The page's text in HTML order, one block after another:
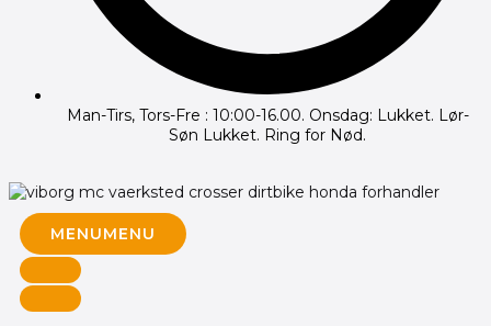
Man-Tirs, Tors-Fre : 10:00-16.00. Onsdag: Lukket. Lør-
Søn Lukket. Ring for Nød.
MENUMENU